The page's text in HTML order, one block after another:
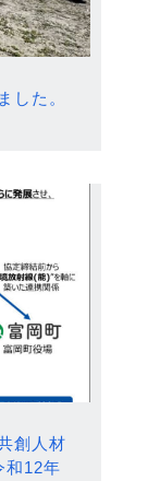
した。
創人材
和12年